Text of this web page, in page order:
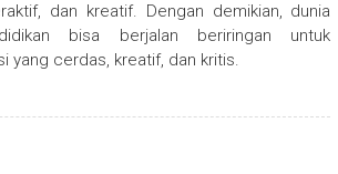
dan kreatif. Dengan demikian, dunia
bisa berjalan beriringan untuk
yang cerdas, kreatif, dan kritis.